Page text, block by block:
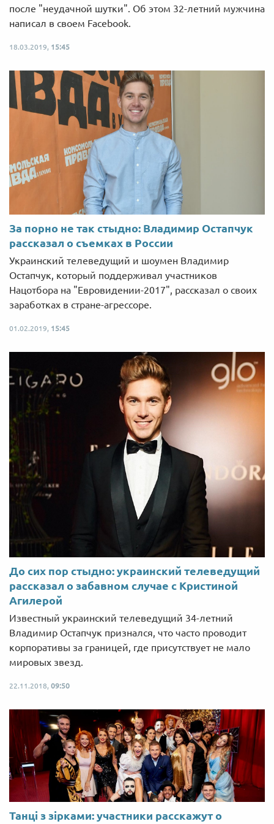
после "неудачной шутки". Об этом 32-летний мужчина
написал в своем Facebook.
18.03.2019, 15:45
За порно не так стыдно: Владимир Остапчук
рассказал о съемках в России
Украинский телеведущий и шоумен Владимир
Остапчук, который поддерживал участников
Нацотбора на "Евровидении-2017", рассказал о своих
заработках в стране-агрессоре.
01.02.2019, 15:45
До сих пор стыдно: украинский телеведущий
рассказал о забавном случае с Кристиной
Агилерой
Известный украинский телеведущий 34-летний
Владимир Остапчук признался, что часто проводит
корпоративы за границей, где присутствует не мало
мировых звезд.
22.11.2018, 09:50
Танці з зірками: участники расскажут о